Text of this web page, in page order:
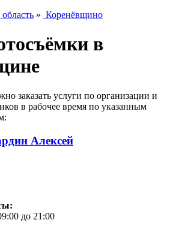
» Коренёвщино
в
заказать услуги по организации и
в рабочее время по указанным
Алексей
до 21:00